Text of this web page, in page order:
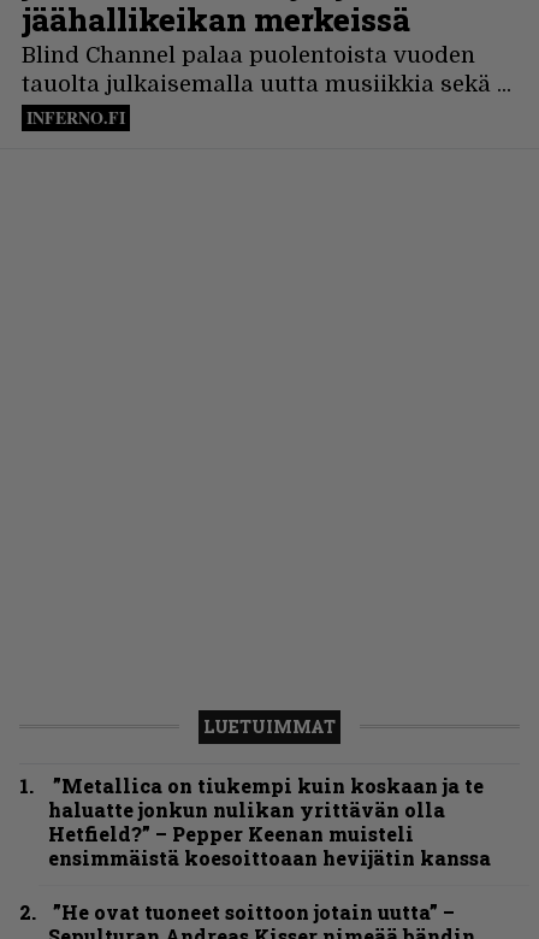
LUETUIMMAT
”Metallica on tiukempi kuin koskaan ja te
haluatte jonkun nulikan yrittävän olla
Hetfield?” – Pepper Keenan muisteli
ensimmäistä koesoittoaan hevijätin kanssa
”He ovat tuoneet soittoon jotain uutta” –